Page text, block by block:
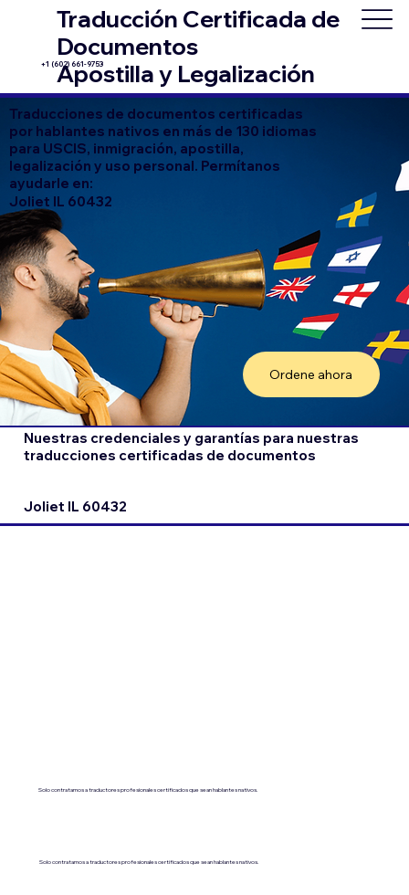
Traducción Certificada de
Documentos
Apostilla y Legalización
+1 (602) 661-9753
Traducciones de documentos certificadas
por hablantes nativos en más de 130 idiomas
para USCIS, inmigración, apostilla,
legalización y uso personal. Permítanos
ayudarle en:
Joliet IL 60432
Ordene ahora
Nuestras credenciales y garantías para nuestras
traducciones certificadas de documentos
Joliet IL 60432
Solo contratamos a traductores profesionales certificados que sean hablantes nativos.
Solo contratamos a traductores profesionales certificados que sean hablantes nativos.